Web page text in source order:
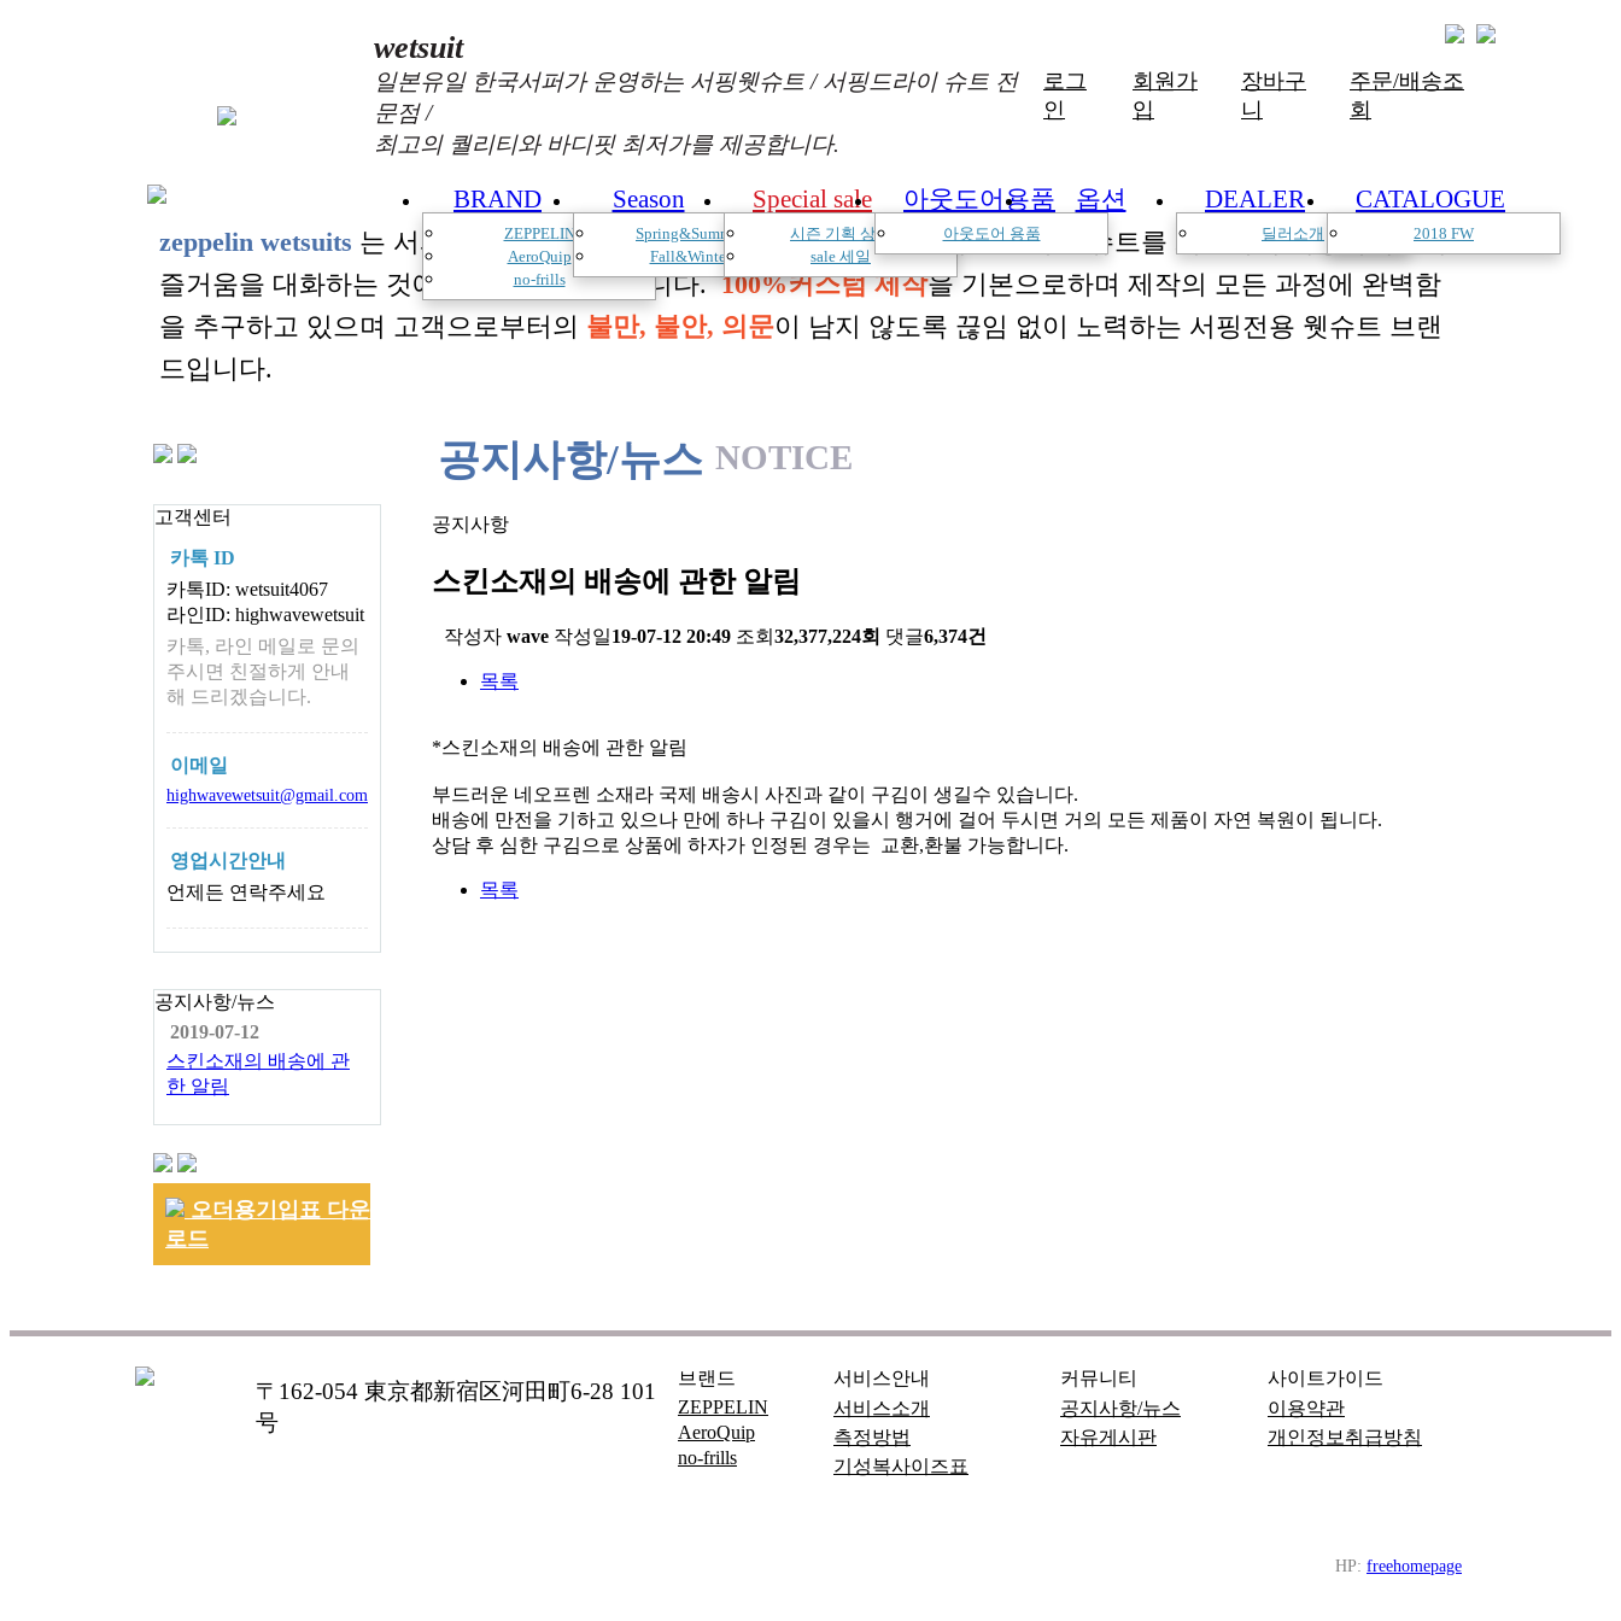
wetsuit
일본유일 한국서퍼가 운영하는 서핑웻슈트 / 서핑드라이 슈트 전
문점 /
최고의 퀄리티와 바디핏 최저가를 제공합니다.
로그
인
회원가
입
장바구
니
주문/배송조
회
BRAND
ZEPPELIN
AeroQuip
no-frills
Season
Spring&Summer
Fall&Winter
Special sale
시즌 기획 상품
sale 세일
아웃도어용품
아웃도어 용품
옵션 DEALER
딜러소개
CATALOGUE
2018 FW
zeppelin wetsuits 는 서퍼들의 느낌과 의견를 듣고 적극 반영하여 매시즌 진화한 슈트를 개발하여 서핑라이프의
즐거움을 대화하는 것에 목표를 두고 있습니다.100%커스텀 제작을 기본으로하며 제작의 모든 과정에 완벽함
을 추구하고 있으며 고객으로부터의 불만, 불안, 의문이 남지 않도록 끊임 없이 노력하는 서핑전용 웻슈트 브랜
드입니다.
고객센터
카톡 ID
카톡ID: wetsuit4067
라인ID: highwavewetsuit
카톡, 라인 메일로 문의
주시면 친절하게 안내
해 드리겠습니다.
이메일
highwavewetsuit@gmail.com
영업시간안내
언제든 연락주세요
공지사항/뉴스
2019-07-12
스킨소재의 배송에 관
한 알림
오더용기입표 다운
로드
공지사항/뉴스 NOTICE
공지사항
스킨소재의 배송에 관한 알림
작성자 wave 작성일19-07-12 20:49 조회 32,377,224회 댓글6,374건
목록
*스킨소재의 배송에 관한 알림
부드러운 네오프렌 소재라 국제 배송시 사진과 같이 구김이 생길수 있습니다.
배송에 만전을 기하고 있으나 만에 하나 구김이 있을시 행거에 걸어 두시면 거의 모든 제품이 자연 복원이 됩니다.
상담 후 심한 구김으로 상품에 하자가 인정된 경우는 교환,환불 가능합니다.
목록
〒162-054 東京都新宿区河田町6-28 101
号
브랜드
ZEPPELIN
AeroQuip
no-frills
서비스안내
서비스소개
측정방법
기성복사이즈표
커뮤니티
공지사항/뉴스
자유게시판
사이트가이드
이용약관
개인정보취급방침
HP: freehomepage